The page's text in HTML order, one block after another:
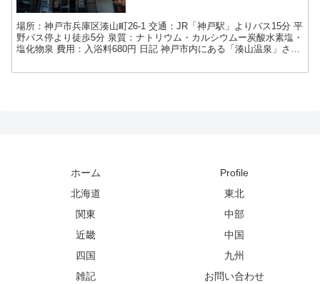
場所：神戸市兵庫区湊山町26-1 交通：JR「神戸駅」よりバス15分 平
野バス停より徒歩5分 泉質：ナトリウム・カルシウムー炭酸水素塩・
塩化物泉 費用：入浴料680円 日記 神戸市内にある「湊山温泉」さん
ホーム
Profile
北海道
東北
関東
中部
近畿
中国
四国
九州
雑記
お問い合わせ